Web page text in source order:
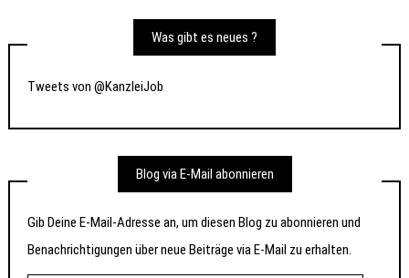
Was gibt es neues ?
Tweets von @KanzleiJob
Blog via E-Mail abonnieren
Gib Deine E-Mail-Adresse an, um diesen Blog zu abonnieren und
Benachrichtigungen über neue Beiträge via E-Mail zu erhalten.